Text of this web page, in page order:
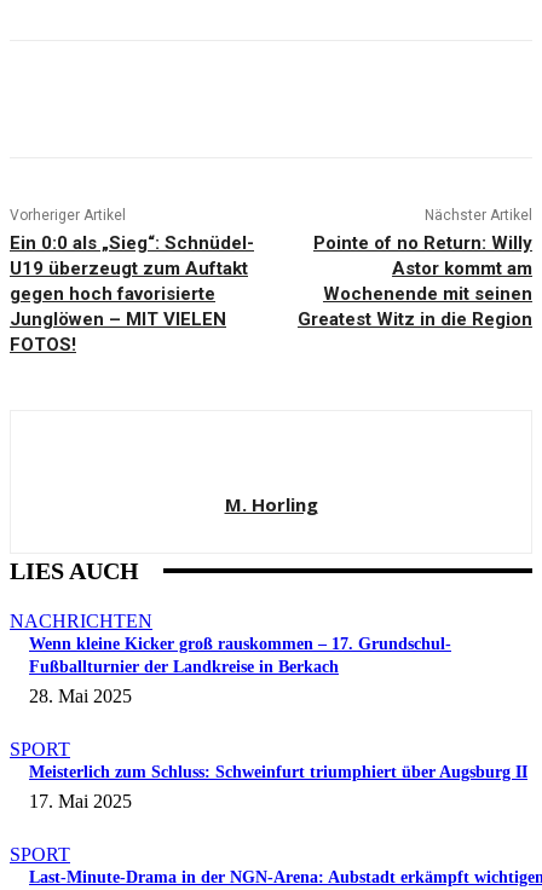
Vorheriger Artikel
Ein 0:0 als „Sieg“: Schnüdel-
U19 überzeugt zum Auftakt
gegen hoch favorisierte
Junglöwen – MIT VIELEN
FOTOS!
Nächster Artikel
Pointe of no Return: Willy
Astor kommt am
Wochenende mit seinen
Greatest Witz in die Region
M. Horling
LIES AUCH
NACHRICHTEN
Wenn kleine Kicker groß rauskommen – 17. Grundschul-
Fußballturnier der Landkreise in Berkach
28. Mai 2025
SPORT
Meisterlich zum Schluss: Schweinfurt triumphiert über Augsburg II
17. Mai 2025
SPORT
Last-Minute-Drama in der NGN-Arena: Aubstadt erkämpft